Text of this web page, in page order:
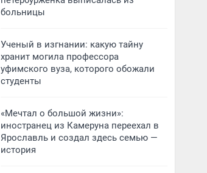
больницы
Ученый в изгнании: какую тайну
хранит могила профессора
уфимского вуза, которого обожали
студенты
«Мечтал о большой жизни»:
иностранец из Камеруна переехал в
Ярославль и создал здесь семью —
история